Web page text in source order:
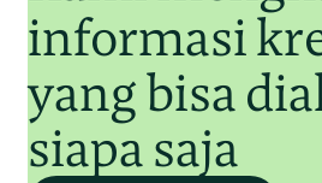
informasi
yang bisa
siapa saja